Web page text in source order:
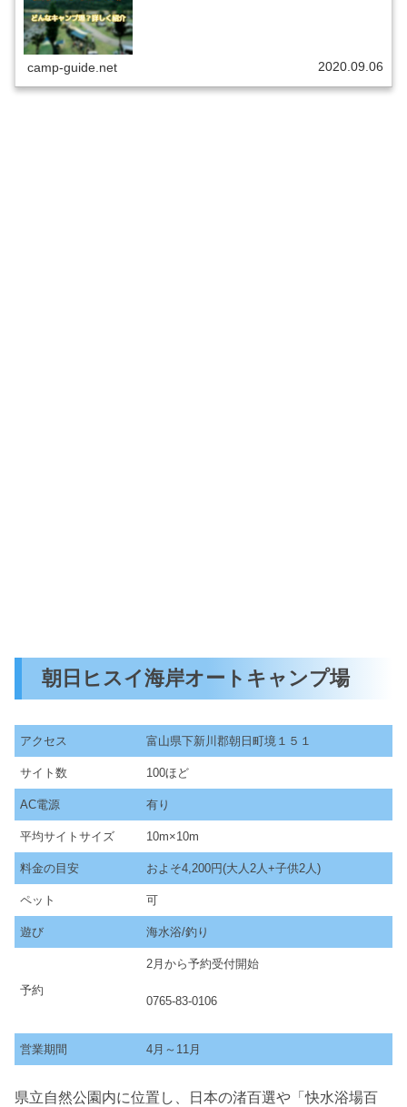
camp-guide.net 2020.09.06
朝日ヒスイ海岸オートキャンプ場
アクセス 富山県下新川郡朝日町境１５１
サイト数 100ほど
AC電源 有り
平均サイトサイズ 10m×10m
料金の目安 およそ4,200円(大人2人+子供2人)
ペット 可
遊び 海水浴/釣り
予約
2月から予約受付開始
0765-83-0106
営業期間 4月～11月
県立自然公園内に位置し、日本の渚百選や「快水浴場百